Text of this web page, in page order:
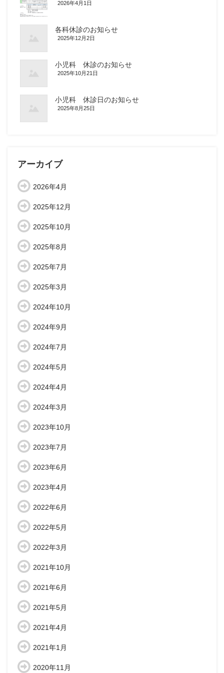
2026年4月1日
各科休診のお知らせ
2025年12月2日
小児科 休診のお知らせ
2025年10月21日
小児科 休診日のお知らせ
2025年8月25日
アーカイブ
2026年4月
2025年12月
2025年10月
2025年8月
2025年7月
2025年3月
2024年10月
2024年9月
2024年7月
2024年5月
2024年4月
2024年3月
2023年10月
2023年7月
2023年6月
2023年4月
2022年6月
2022年5月
2022年3月
2021年10月
2021年6月
2021年5月
2021年4月
2021年1月
2020年11月